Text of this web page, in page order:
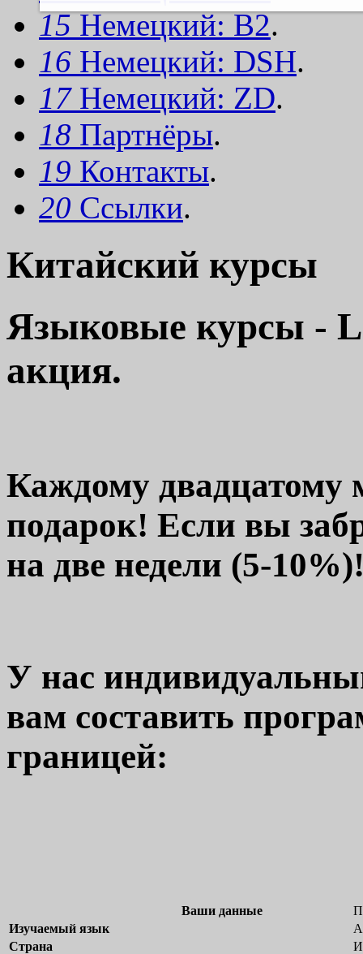
15Немецкий: B2.
16 Немецкий: DSH.
17 Немецкий: ZD.
18 Партнёры.
19 Контакты.
20 Ссылки.
Китайский курсы
Языковые курсы -
акция.
Каждому двадцатому
подарок! Если вы
на две недели (5-
У нас
вам составить
границей:
Ваши данные
Изучаемый язык
Страна